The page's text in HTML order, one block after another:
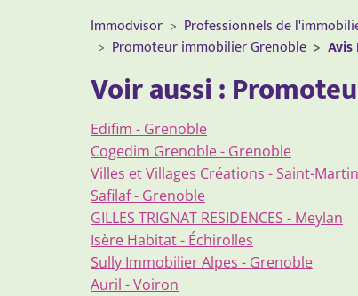
Immodvisor Professionnels de
Promoteur immobilier Grenoble
Voir aussi :
Edifim - Grenoble
Cogedim Grenoble - Grenoble
Villes et Villages Créations - Saint-
Safilaf - Grenoble
GILLES TRIGNAT RESIDENCES - Meylan
Isère Habitat - Échirolles
Sully Immobilier Alpes - Grenoble
Auril - Voiron